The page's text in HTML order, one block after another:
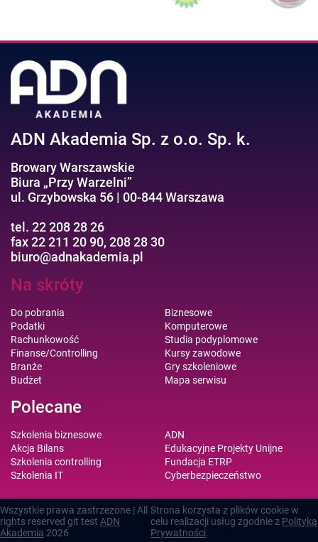
ADN Akademia Sp. z o.o. Sp. k.
Browary Warszawskie
Biura „Przy Warzelni”
ul. Grzybowska 56 | 00-844 Warszawa
tel. 22 208 28 26
fax 22 211 20 90, 208 28 30
biuro@adnakademia.pl
Na skróty
Do pobrania
Podatki
Rachunkowość
Finanse/Controlling
Branże
Budżet
Biznesowe
Komputerowe
Studia podyplomowe
Kursy zawodowe
Gry szkoleniowe
Mapa serwisu
Polecane
Szkolenia biznesowe
Akcja Bilans
Szkolenia controlling
Szkolenia IT
ADN
Edukacyjne Projekty Unijne
Fundacja ETRP
Cyberbezpieczeństwo
Wszystkie prawa zastrzezone | All
rights reserved git test ADN
Akademia 2026
Strona korzysta z plików cookie w
celu realizacji usług zgodnie z Polityką
Prywatności.